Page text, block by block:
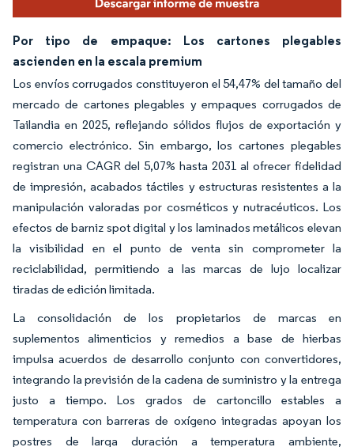
Por tipo de empaque: Los cartones plegables
ascienden en la escala premium
Los envíos corrugados constituyeron el 54,47% del tamaño del
mercado de cartones plegables y empaques corrugados de
Tailandia en 2025, reflejando sólidos flujos de exportación y
comercio electrónico. Sin embargo, los cartones plegables
registran una CAGR del 5,07% hasta 2031 al ofrecer fidelidad
de impresión, acabados táctiles y estructuras resistentes a la
manipulación valoradas por cosméticos y nutracéuticos. Los
efectos de barniz spot digital y los laminados metálicos elevan
la visibilidad en el punto de venta sin comprometer la
reciclabilidad, permitiendo a las marcas de lujo localizar
tiradas de edición limitada.
La consolidación de los propietarios de marcas en
suplementos alimenticios y remedios a base de hierbas
impulsa acuerdos de desarrollo conjunto con convertidores,
integrando la previsión de la cadena de suministro y la entrega
justo a tiempo. Los grados de cartoncillo estables a
temperatura con barreras de oxígeno integradas apoyan los
postres de larga duración a temperatura ambiente,